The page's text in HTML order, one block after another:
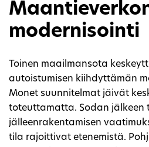
modernisointi
Toinen maailmansota
autoistumisen kiihdyttämän
Monet suunnitelmat jäivät
toteuttamatta. Sodan jälkeen
jälleenrakentamisen
tila rajoittivat etenemistä.